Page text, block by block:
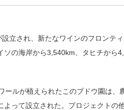
立され、新たなワインのフロンテ
の海岸から3,540km、タヒチから
ルが植えられたこのブドウ園は、
って設立された。プロジェクトの